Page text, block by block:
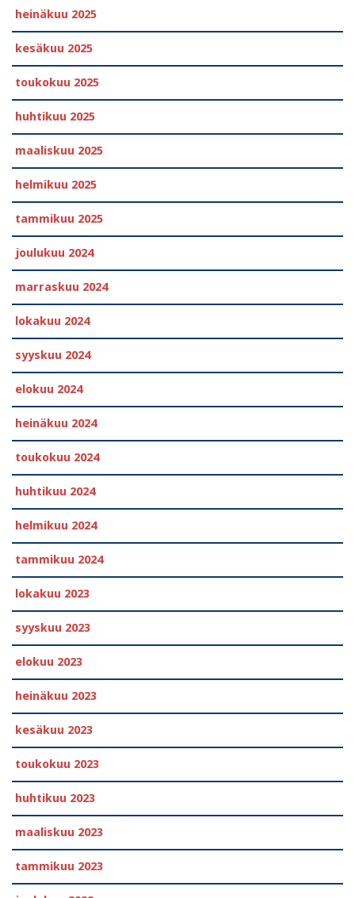
heinäkuu 2025
kesäkuu 2025
toukokuu 2025
huhtikuu 2025
maaliskuu 2025
helmikuu 2025
tammikuu 2025
joulukuu 2024
marraskuu 2024
lokakuu 2024
syyskuu 2024
elokuu 2024
heinäkuu 2024
toukokuu 2024
huhtikuu 2024
helmikuu 2024
tammikuu 2024
lokakuu 2023
syyskuu 2023
elokuu 2023
heinäkuu 2023
kesäkuu 2023
toukokuu 2023
huhtikuu 2023
maaliskuu 2023
tammikuu 2023